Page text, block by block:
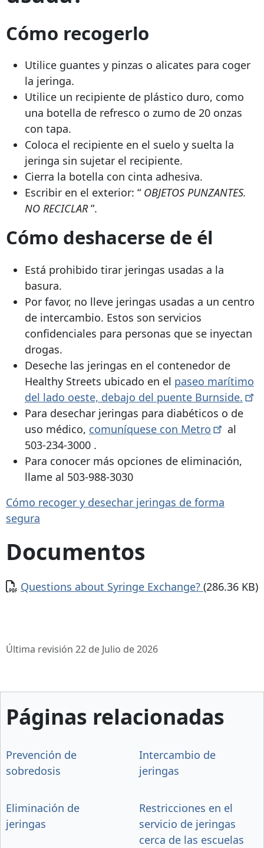
Cómo recogerlo
Utilice guantes y pinzas o alicates para coger
la jeringa.
Utilice un recipiente de plástico duro, como
una botella de refresco o zumo de 20 onzas
con tapa.
Coloca el recipiente en el suelo y suelta la
jeringa sin sujetar el recipiente.
Cierra la botella con cinta adhesiva.
Escribir en el exterior: “ OBJETOS PUNZANTES.
NO RECICLAR”.
Cómo deshacerse de él
Está prohibido tirar jeringas usadas a la
basura.
Por favor, no lleve jeringas usadas a un centro
de intercambio. Estos son servicios
confidenciales para personas que se inyectan
drogas.
Deseche las jeringas en el contenedor de
Healthy Streets ubicado en el paseo marítimo
del lado oeste, debajo del puente Burnside.
Para desechar jeringas para diabéticos o de
uso médico, comuníquese con Metro
al
503-234-3000 .
Para conocer más opciones de eliminación,
llame al 503-988-3030
Cómo recoger y desechar jeringas de forma
segura
Documentos
Documento
Questions about Syringe Exchange? (286.36 KB)
Última revisión 22 de Julio de 2026
Páginas relacionadas
Prevención de
sobredosis
Intercambio de
jeringas
Eliminación de
jeringas
Restricciones en el
servicio de jeringas
cerca de las escuelas